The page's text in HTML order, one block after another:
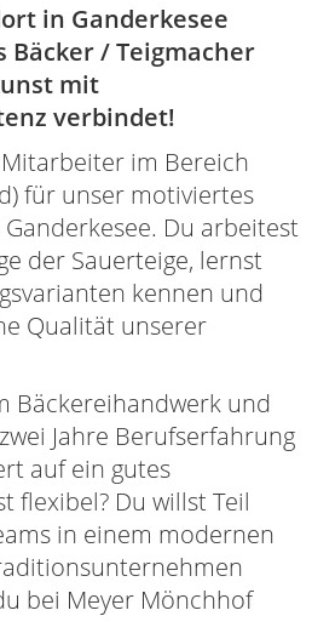
in Ganderkesee
Bäcker / Teigmacher
mit
verbindet!
im Bereich
für unser motiviertes
Du arbeitest
der Sauerteige, lernst
kennen und
Qualität unserer
Bäckereihandwerk und
Jahre Berufserfahrung
auf ein gutes
flexibel? Du willst Teil
in einem modernen
bei Meyer Mönchhof